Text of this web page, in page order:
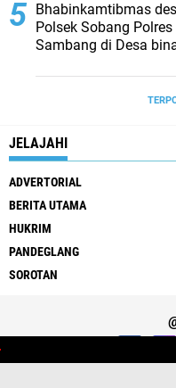
Bhabinkamtibmas
Polsek Sobang
Sambang di Desa
JELAJAHI
ADVERTORIAL
BERITA UTAMA
HUKRIM
PANDEGLANG
SOROTAN